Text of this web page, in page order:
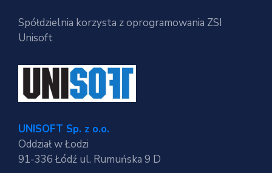
Spółdzielnia korzysta z oprogramowania ZSI
Unisoft
UNISOFT Sp. z o.o.
Oddział w Łodzi
91-336 Łódź ul. Rumuńska 9 D